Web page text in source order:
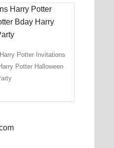
Potter Invitations
Potter Halloween